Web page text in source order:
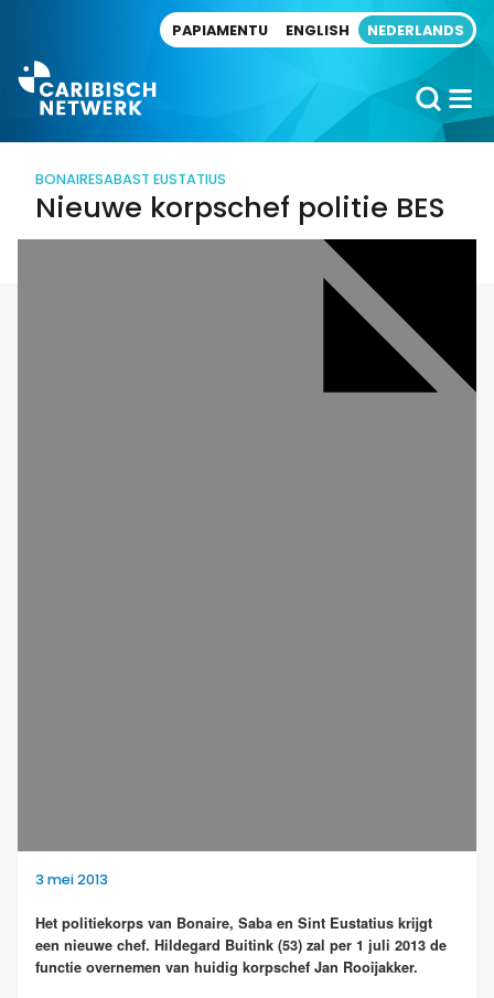
PAPIAMENTU ENGLISH NEDERLANDS
BONAIRESABAST EUSTATIUS
Nieuwe korpschef politie BES
3 mei 2013
Het politiekorps van Bonaire, Saba en Sint Eustatius krijgt
een nieuwe chef. Hildegard Buitink (53) zal per 1 juli 2013 de
functie overnemen van huidig korpschef Jan Rooijakker.